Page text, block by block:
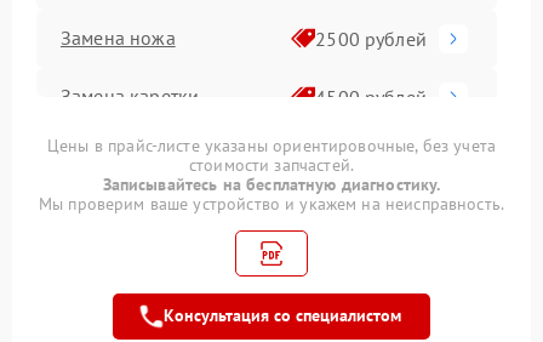
Замена ножа 2500 рублей
Замена каретки 4500 рублей
Замена печатной
4800 рублей
Прошивка (Обновление
2900 рублей
Цены в прайс-листе указаны ориентировочные, без учета
стоимости запчастей.
Записывайтесь на бесплатную диагностику.
Мы проверим ваше устройство и укажем на неисправность.
Консультация со специалистом